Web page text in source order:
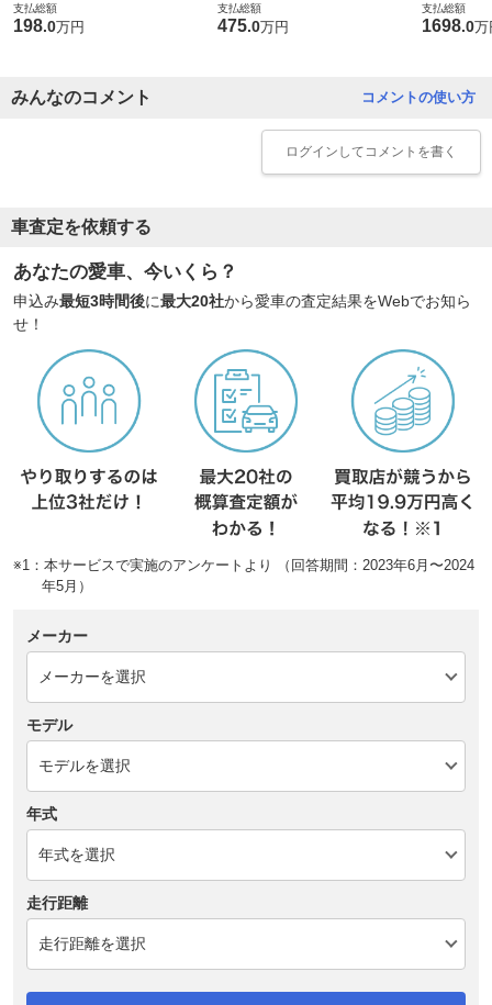
支払総額
198.0万円
支払総額
475.0万円
支払総額
1698.0万
コメントの使い方
みんなのコメント
ログイン してコメントを書く
車査定を依頼する
あなたの愛車、今いくら？
申込み最短3時間後に最大20社から愛車の査定結果をWebでお知ら
せ！
※1：本サービスで実施のアンケートより （回答期間：2023年6月〜2024
年5月）
メーカー
モデル
年式
走行距離